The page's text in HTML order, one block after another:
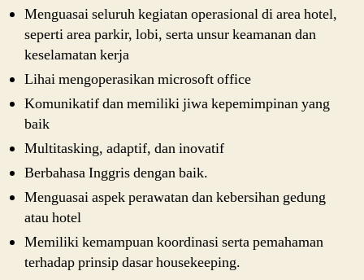
Menguasai seluruh kegiatan operasional di area hotel,
seperti area parkir, lobi, serta unsur keamanan dan
keselamatan kerja
Lihai mengoperasikan microsoft office
Komunikatif dan memiliki jiwa kepemimpinan yang
baik
Multitasking, adaptif, dan inovatif
Berbahasa Inggris dengan baik.
Menguasai aspek perawatan dan kebersihan gedung
atau hotel
Memiliki kemampuan koordinasi serta pemahaman
terhadap prinsip dasar housekeeping.